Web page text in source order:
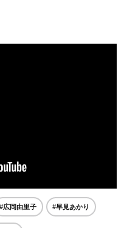
#広岡由里子 #早見あかり